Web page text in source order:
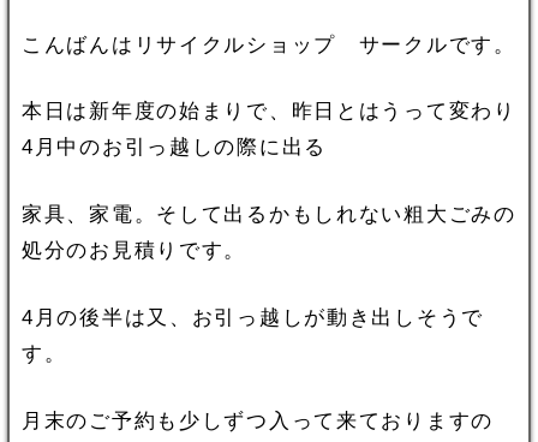
こんばんはリサイクルショップ サークルです。
本日は新年度の始まりで、昨日とはうって変わり
4月中のお引っ越しの際に出る
家具、家電。そして出るかもしれない粗大ごみの
処分のお見積りです。
4月の後半は又、お引っ越しが動き出しそうで
す。
月末のご予約も少しずつ入って来ておりますの